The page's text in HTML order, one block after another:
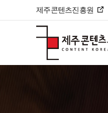
제주콘텐츠진흥원